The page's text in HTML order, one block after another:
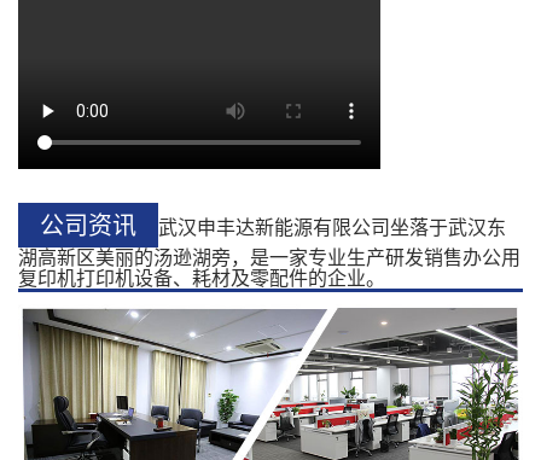
公司资讯
武汉申丰达新能源有限公司坐落于武汉东
湖高新区美丽的汤逊湖旁，是一家专业生产研发销售办公用
复印机打印机设备、耗材及零配件的企业。